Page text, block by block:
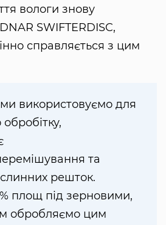
вологи знову
SWIFTERDISC,
справляється з цим
ми використовуємо для
та
решток.
площ під зерновими,
обробляємо цим